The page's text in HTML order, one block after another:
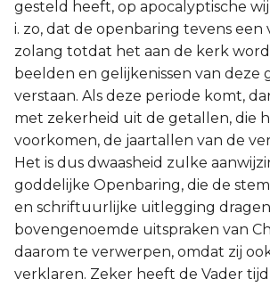
gesteld heeft, op apocalyptische
i. zo, dat de openbaring tevens een
zolang totdat het aan de kerk
beelden en gelijkenissen van deze
verstaan. Als deze periode komt,
met zekerheid uit de getallen, die
voorkomen, de jaartallen van de
Het is dus dwaasheid zulke
goddelijke Openbaring, die de
en schriftuurlijke uitlegging
bovengenoemde uitspraken van
daarom te verwerpen, omdat zij
verklaren. Zeker heeft de Vader